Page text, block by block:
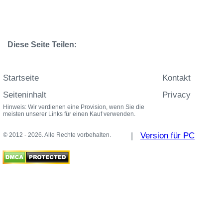
Diese Seite Teilen:
Startseite
Seiteninhalt
Kontakt
Privacy
Hinweis: Wir verdienen eine Provision, wenn Sie die
meisten unserer Links für einen Kauf verwenden.
© 2012 - 2026. Alle Rechte vorbehalten. | Version für PC